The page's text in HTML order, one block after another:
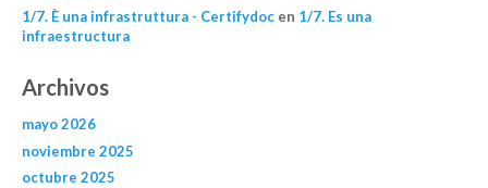
1/7. È una infrastruttura - Certifydocen 1/7. Es una
infraestructura
Archivos
mayo 2026
noviembre 2025
octubre 2025